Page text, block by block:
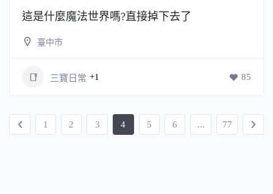
這是什麼魔法世界嗎?直接掉下去了
臺中市
三寶日常 +1 85
1 2 3 4 5 6 ... 77